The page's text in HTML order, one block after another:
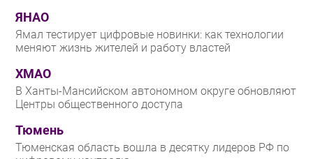
ЯНАО
Ямал тестирует цифровые новинки: как технологии
меняют жизнь жителей и работу властей
ХМАО
В Ханты-Мансийском автономном округе обновляют
Центры общественного доступа
Тюмень
Тюменская область вошла в десятку лидеров РФ по